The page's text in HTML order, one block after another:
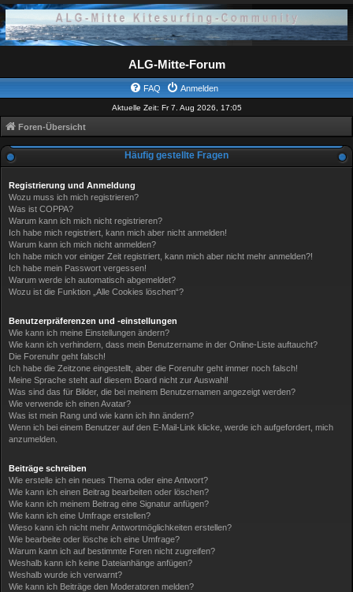
ALG-Mitte-Forum
FAQ Anmelden
Aktuelle Zeit: Fr 7. Aug 2026, 17:05
Foren-Übersicht
Häufig gestellte Fragen
Registrierung und Anmeldung
Wozu muss ich mich registrieren?
Was ist COPPA?
Warum kann ich mich nicht registrieren?
Ich habe mich registriert, kann mich aber nicht anmelden!
Warum kann ich mich nicht anmelden?
Ich habe mich vor einiger Zeit registriert, kann mich aber nicht mehr anmelden?!
Ich habe mein Passwort vergessen!
Warum werde ich automatisch abgemeldet?
Wozu ist die Funktion „Alle Cookies löschen“?
Benutzerpräferenzen und -einstellungen
Wie kann ich meine Einstellungen ändern?
Wie kann ich verhindern, dass mein Benutzername in der Online-Liste auftaucht?
Die Forenuhr geht falsch!
Ich habe die Zeitzone eingestellt, aber die Forenuhr geht immer noch falsch!
Meine Sprache steht auf diesem Board nicht zur Auswahl!
Was sind das für Bilder, die bei meinem Benutzernamen angezeigt werden?
Wie verwende ich einen Avatar?
Was ist mein Rang und wie kann ich ihn ändern?
Wenn ich bei einem Benutzer auf den E-Mail-Link klicke, werde ich aufgefordert, mich
anzumelden.
Beiträge schreiben
Wie erstelle ich ein neues Thema oder eine Antwort?
Wie kann ich einen Beitrag bearbeiten oder löschen?
Wie kann ich meinem Beitrag eine Signatur anfügen?
Wie kann ich eine Umfrage erstellen?
Wieso kann ich nicht mehr Antwortmöglichkeiten erstellen?
Wie bearbeite oder lösche ich eine Umfrage?
Warum kann ich auf bestimmte Foren nicht zugreifen?
Weshalb kann ich keine Dateianhänge anfügen?
Weshalb wurde ich verwarnt?
Wie kann ich Beiträge den Moderatoren melden?